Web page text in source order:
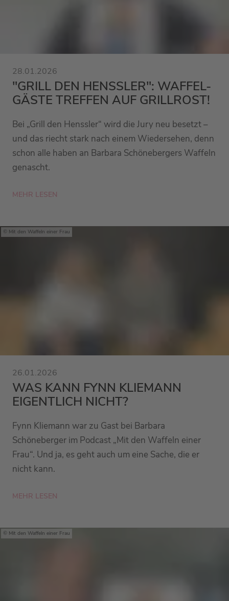
28.01.2026
"GRILL DEN HENSSLER": WAFFEL-
GÄSTE TREFFEN AUF GRILLROST!
Bei „Grill den Henssler“ wird die Jury neu besetzt –
und das riecht stark nach einem Wiedersehen, denn
schon alle haben an Barbara Schönebergers Waffeln
genascht.
MEHR LESEN
Mit den Waffeln einer Frau
26.01.2026
WAS KANN FYNN KLIEMANN
EIGENTLICH NICHT?
Fynn Kliemann war zu Gast bei Barbara
Schöneberger im Podcast „Mit den Waffeln einer
Frau“. Und ja, es geht auch um eine Sache, die er
nicht kann.
MEHR LESEN
Mit den Waffeln einer Frau